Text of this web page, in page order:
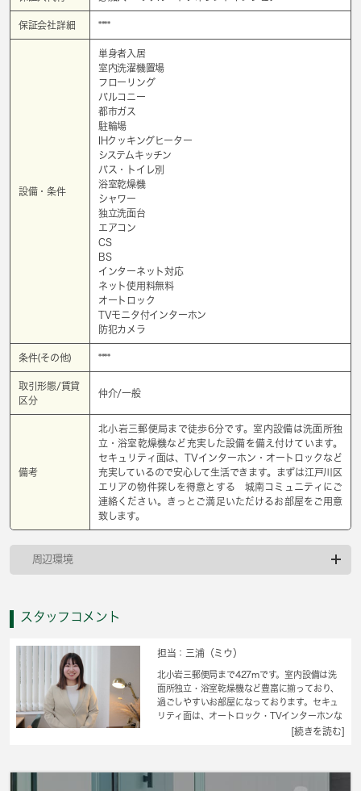
保証会社詳細 ****
設備・条件
単身者入居
室内洗濯機置場
フローリング
バルコニー
都市ガス
駐輪場
IHクッキングヒーター
システムキッチン
バス・トイレ別
浴室乾燥機
シャワー
独立洗面台
エアコン
CS
BS
インターネット対応
ネット使用料無料
オートロック
TVモニタ付インターホン
防犯カメラ
条件(その他) ****
取引形態/賃貸
区分
仲介/一般
備考
北小岩三郵便局まで徒歩6分です。室内設備は洗面所独
立・浴室乾燥機など充実した設備を備え付けています。
セキュリティ面は、TVインターホン・オートロックなど
充実しているので安心して生活できます。まずは江戸川区
エリアの物件探しを得意とする 城南コミュニティにご
連絡ください。きっとご満足いただけるお部屋をご用意
致します。
周辺環境
スタッフコメント
担当：三浦（ミウ）
北小岩三郵便局まで427mです。室内設備は洗
面所独立・浴室乾燥機など豊富に揃っており、
過ごしやすいお部屋になっております。セキュ
リティ面は、オートロック・TVインターホンな
ど充実しているので、防犯対策もばっちりで
ています。フローリング張りのアパートです。
[続きを読む]